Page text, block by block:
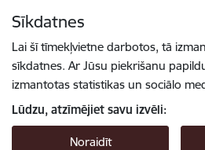
Sīkdatnes
Lai šī tīmekļvietne darbotos, tā
sīkdatnes. Ar Jūsu piekrišanu
izmantotas statistikas un sociālo
Lūdzu, atzīmējiet savu izvēli:
Noraidīt